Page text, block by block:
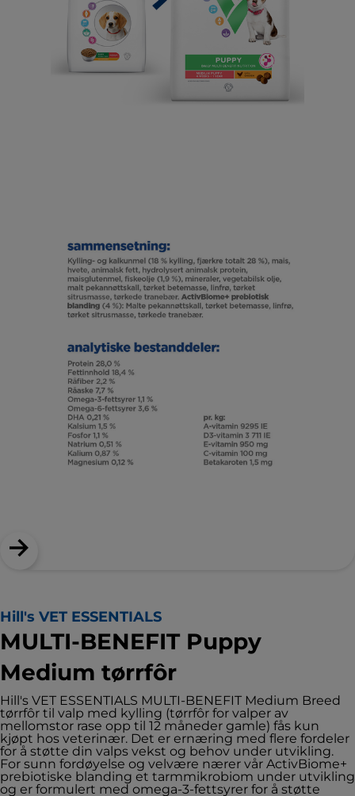
Hill's VET ESSENTIALS
MULTI-BENEFIT Puppy
Medium tørrfôr
Hill's VET ESSENTIALS MULTI-BENEFIT Medium Breed
tørrfôr til valp med kylling (tørrfôr for valper av
mellomstor rase opp til 12 måneder gamle) fås kun
kjøpt hos veterinær. Det er ernæring med flere fordeler
for å støtte din valps vekst og behov under utvikling.
For sunn fordøyelse og velvære nærer vår ActivBiome+
prebiotiske blanding et tarmmikrobiom under utvikling
og er formulert med omega-3-fettsyrer for å støtte